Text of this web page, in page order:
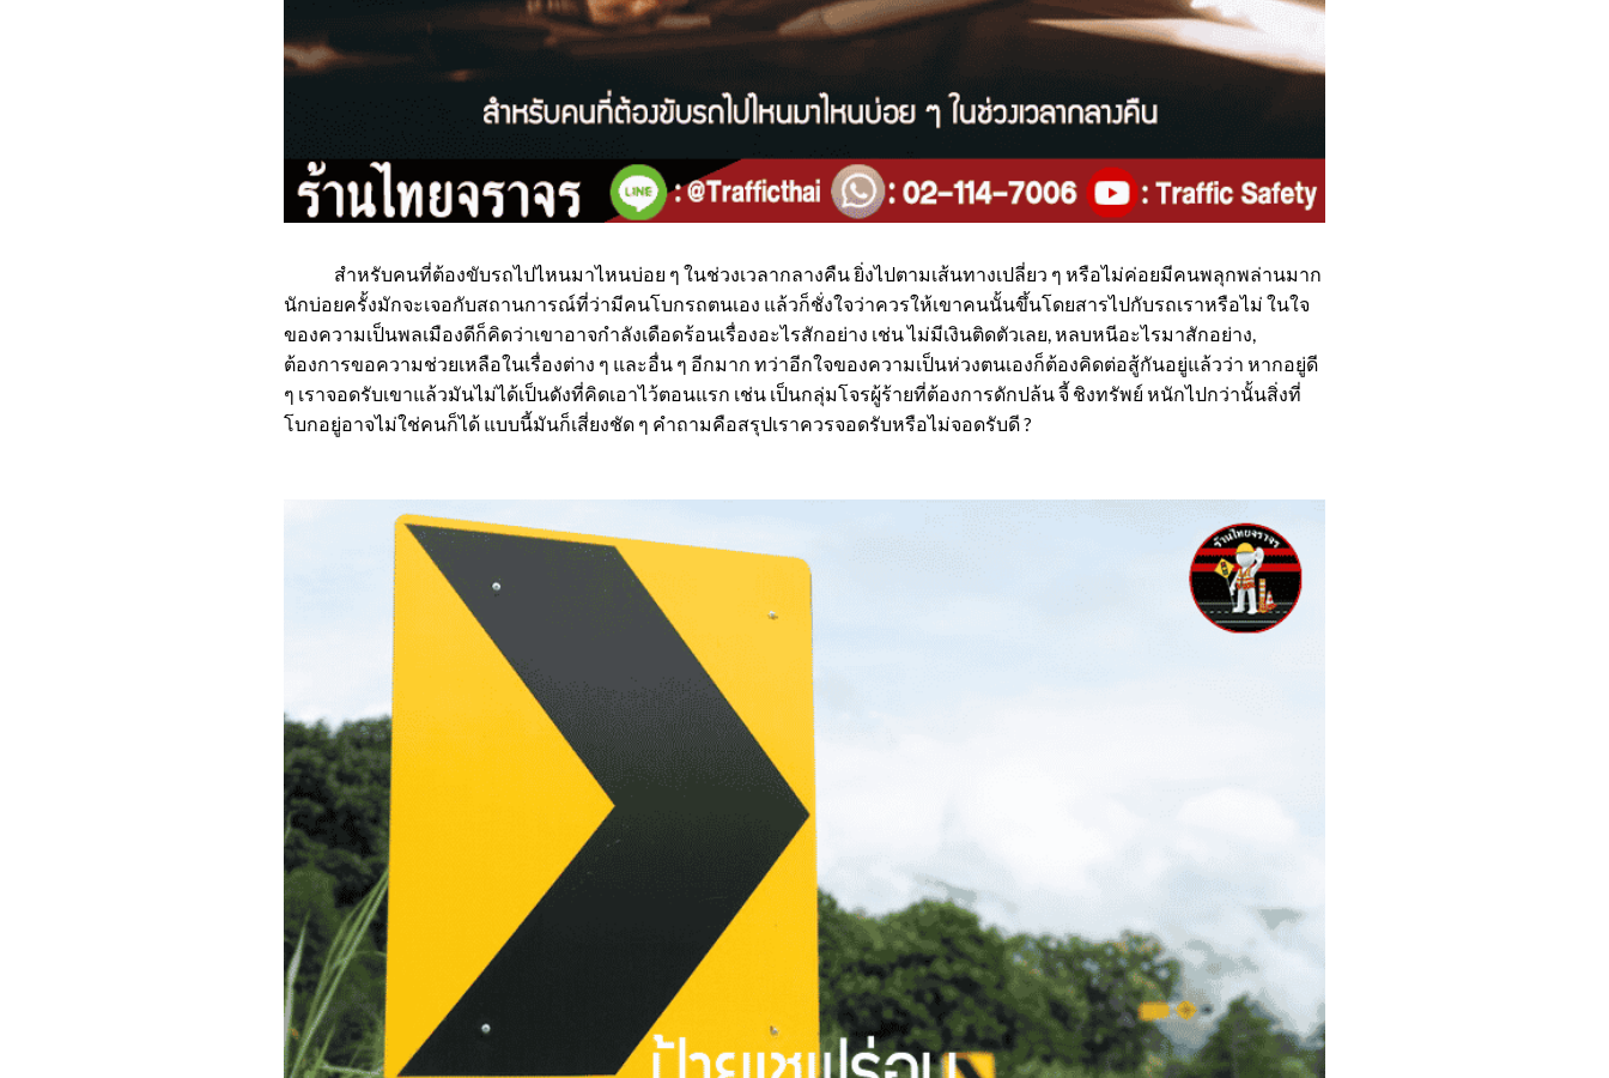
สำหรับคนที่ต้องขับรถไปไหนมาไหนบ่อย ๆ ในช่วงเวลากลางคืน ยิ่งไปตามเส้นทางเปลี่ยว ๆ หรือไม่ค่อยมีคนพลุกพล่านมาก
นักบ่อยครั้งมักจะเจอกับสถานการณ์ที่ว่ามีคนโบกรถตนเอง แล้วก็ชั่งใจว่าควรให้เขาคนนั้นขึ้นโดยสารไปกับรถเราหรือไม่ ในใจ
ของความเป็นพลเมืองดีก็คิดว่าเขาอาจกำลังเดือดร้อนเรื่องอะไรสักอย่าง เช่น ไม่มีเงินติดตัวเลย, หลบหนีอะไรมาสักอย่าง,
ต้องการขอความช่วยเหลือในเรื่องต่าง ๆ และอื่น ๆ อีกมาก ทว่าอีกใจของความเป็นห่วงตนเองก็ต้องคิดต่อสู้กันอยู่แล้วว่า หากอยู่ดี
ๆ เราจอดรับเขาแล้วมันไม่ได้เป็นดังที่คิดเอาไว้ตอนแรก เช่น เป็นกลุ่มโจรผู้ร้ายที่ต้องการดักปล้น จี้ ชิงทรัพย์ หนักไปกว่านั้นสิ่งที่
โบกอยู่อาจไม่ใช่คนก็ได้ แบบนี้มันก็เสี่ยงชัด ๆ คำถามคือสรุปเราควรจอดรับหรือไม่จอดรับดี ?